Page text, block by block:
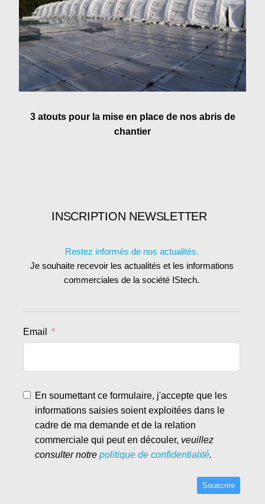
3 atouts pour la mise en place de nos abris de
chantier
INSCRIPTION NEWSLETTER
Restez informés de nos actualités.
Je souhaite recevoir les actualités et les informations
commerciales de la société IStech.
Email
En soumettant ce formulaire, j'accepte que les
informations saisies soient exploitées dans le
cadre de ma demande et de la relation
commerciale qui peut en découler, veuillez
consulter notre politique de confidentialité.
Souscrire